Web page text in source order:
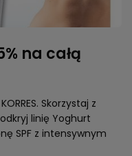
na całą
Skorzystaj z
linię Yoghurt
SPF z intensywnym